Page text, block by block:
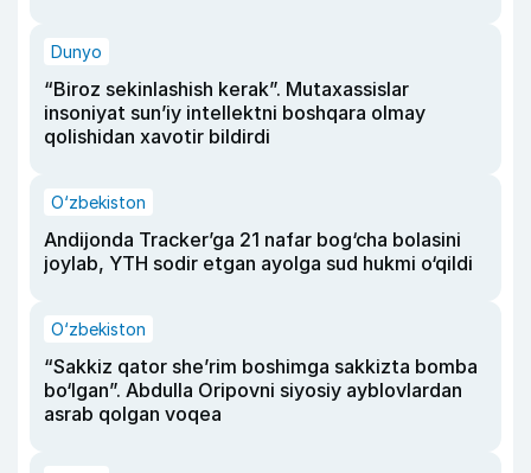
Dunyo
“Biroz sekinlashish kerak”. Mutaxassislar
insoniyat sun’iy intellektni boshqara olmay
qolishidan xavotir bildirdi
O‘zbekiston
Andijonda Tracker’ga 21 nafar bog‘cha bolasini
joylab, YTH sodir etgan ayolga sud hukmi o‘qildi
O‘zbekiston
“Sakkiz qator she’rim boshimga sakkizta bomba
bo‘lgan”. Abdulla Oripovni siyosiy ayblovlardan
asrab qolgan voqea